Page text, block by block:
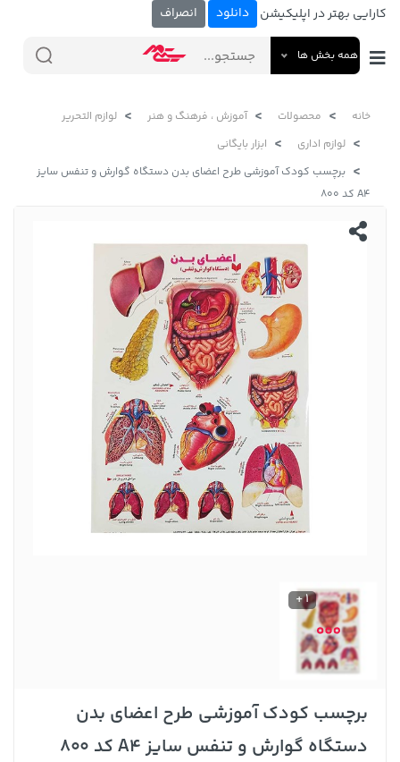
کارایی بهتر در اپلیکیشن دانلود انصراف
همه بخش ها
خانه محصولات آموزش ، فرهنگ و هنر
لوازم التحریر
لوازم اداری
ابزار بایگانی
برچسب کودک آموزشی طرح اعضای بدن دستگاه گوارش و تنفس سایز
A4 کد 800
1 +
برچسب کودک آموزشی طرح اعضای بدن
دستگاه گوارش و تنفس سایز A4 کد 800